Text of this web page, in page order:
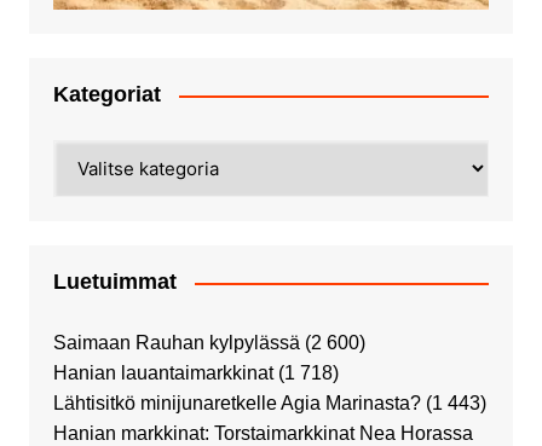
Kategoriat
Luetuimmat
Saimaan Rauhan kylpylässä (2 600)
Hanian lauantaimarkkinat (1 718)
Lähtisitkö minijunaretkelle Agia Marinasta? (1 443)
Hanian markkinat: Torstaimarkkinat Nea Horassa